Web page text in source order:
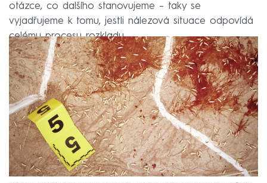
otázce, co dalšího stanovujeme – taky se
vyjadřujeme k tomu, jestli nálezová situace odpovídá
celému procesu rozkladu.